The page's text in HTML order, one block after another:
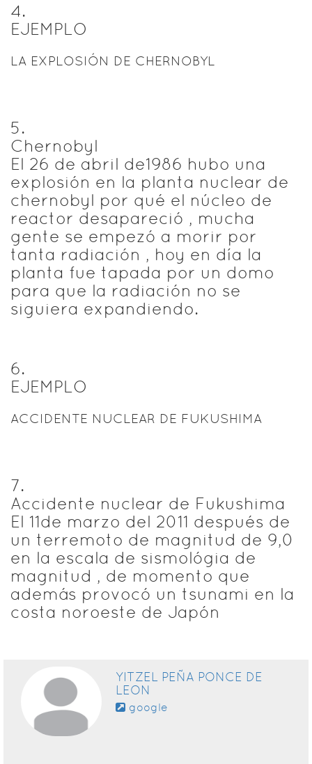
4.
EJEMPLO
LA EXPLOSIÓN DE CHERNOBYL
5.
Chernobyl
El 26 de abril de1986 hubo una
explosión en la planta nuclear de
chernobyl por qué el núcleo de
reactor desapareció , mucha
gente se empezó a morir por
tanta radiación , hoy en día la
planta fue tapada por un domo
para que la radiación no se
siguiera expandiendo.
6.
EJEMPLO
ACCIDENTE NUCLEAR DE FUKUSHIMA
7.
Accidente nuclear de Fukushima
El 11de marzo del 2011 después de
un terremoto de magnitud de 9,0
en la escala de sismológia de
magnitud , de momento que
además provocó un tsunami en la
costa noroeste de Japón
YITZEL PEÑA PONCE DE
LEON
google